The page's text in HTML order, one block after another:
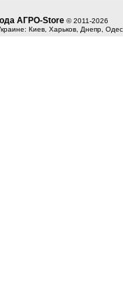
АГРО-Store © 2011-2026
Киев, Харьков, Днепр,